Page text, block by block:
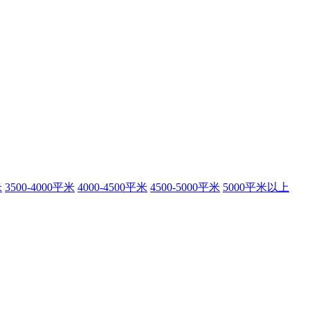
3500-4000平米 4000-4500平米 4500-5000平米 5000平米以上